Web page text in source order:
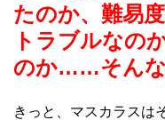
たのか、難易
トラブルなの
のか……そんな
きっと、マスカラスは